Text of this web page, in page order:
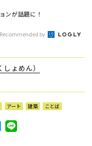
ンが話題に！
Recommended by
ょめん）
アート 建築 ことば